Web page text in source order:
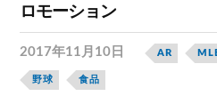
ロモーション
2017年11月10日 AR
野球 食品